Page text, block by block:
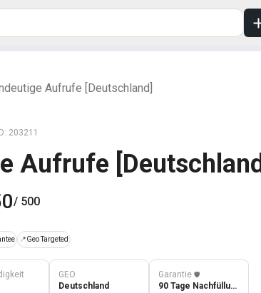
Aufrufe [Deutschland]
203211
[Deutschland]
/ 500
📍Geo Targeted
GEO
Deutschland
Garantie ️🛡️
90 Tage Nachfüllung